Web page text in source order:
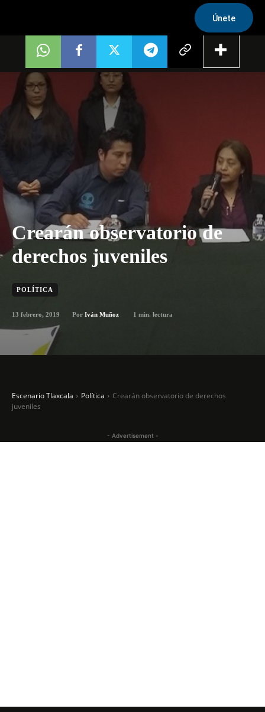
Únete
Crearán observatorio de
derechos juveniles
POLÍTICA
13 febrero, 2019 Por Iván Muñoz 1 min. lectura
Escenario Tlaxcala Política
Crearán observatorio de derechos
juveniles
- Advertisement -